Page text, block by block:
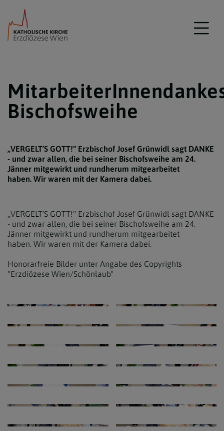
Bischofsweihe
„VERGELT’S GOTT!“ Erzbischof Josef Grünwidl sagt DANKE
- und zwar allen, die bei seiner Bischofsweihe am 24.
Jänner mitgewirkt und rundherum mitgearbeitet
haben. Wir waren mit der Kamera dabei.
„VERGELT’S GOTT!“ Erzbischof Josef Grünwidl sagt DANKE
- und zwar allen, die bei seiner Bischofsweihe am 24.
Jänner mitgewirkt und rundherum mitgearbeitet
haben. Wir waren mit der Kamera dabei.
Honorarfreie Bilder unter Angabe des Copyrights
"Erzdiözese Wien/Schönlaub"